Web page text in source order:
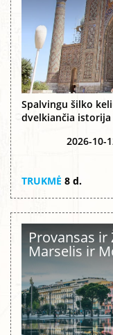
Spalvingu šilko
dvelkiančia istorija
2026-10-
TRUKMĖ 8 d.
Provansas ir
Marselis ir